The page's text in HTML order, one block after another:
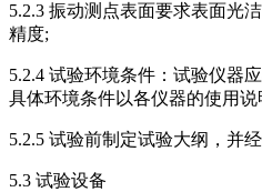
5.2.3 振动测点表面要求表面光
精度;
5.2.4 试验环境条件：试验仪器
具体环境条件以各仪器的使用说
5.2.5 试验前制定试验大纲，并经
5.3 试验设备